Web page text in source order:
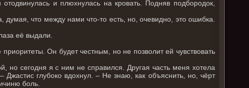
и плюхнулась на кровать. Подняв подбородок,
что между нами что-то есть, но, очевидно, это ошибка.
её выдали.
Он будет честным, но не позволит ей чувствовать
но сегодня я с ним не справился. Другая часть меня хотела
глубоко вдохнул. – Не знаю, как объяснить, но, чёрт
боль.